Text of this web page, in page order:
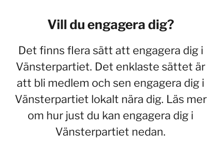
Vill du engagera dig?
Det finns flera sätt att engagera dig i
Vänsterpartiet. Det enklaste sättet är
att bli medlem och sen engagera dig i
Vänsterpartiet lokalt nära dig. Läs mer
om hur just du kan engagera dig i
Vänsterpartiet nedan.